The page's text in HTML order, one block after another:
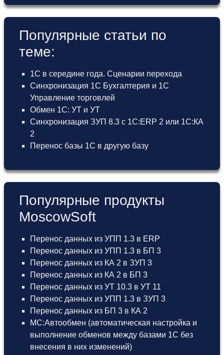
Популярные статьи по
теме:
1С в середине года. Сценарии перехода
Синхронизация 1С Бухгалтерия и 1С
Управление торговлей
Обмен 1С: УТ и УТ
Синхронизация ЗУП 8.3 с 1С:ERP 2 или 1С:КА
2
Перенос базы 1С в другую базу
Популярные продукты
MoscowSoft
Перенос данных из УПП 1.3 в ERP
Перенос данных из УПП 1.3 в БП 3
Перенос данных из КА 2 в ЗУП 3
Перенос данных из КА 2 в БП 3
Перенос данных из УТ 10.3 в УТ 11
Перенос данных из УПП 1.3 в ЗУП 3
Перенос данных из БП 3 в КА 2
МС:Автообмен (автоматическая настройка и
выполнение обменов между базами 1С без
внесения в них изменений)